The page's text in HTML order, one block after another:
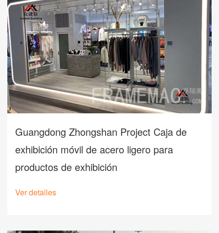
Guangdong Zhongshan Project Caja de
exhibición móvil de acero ligero para
productos de exhibición
Ver detalles